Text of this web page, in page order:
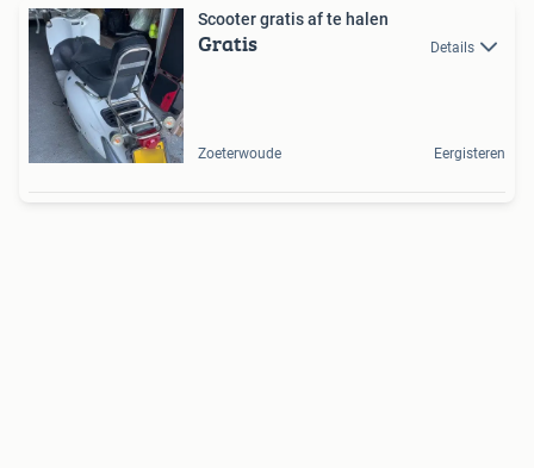
Scooter gratis af te halen
Gratis Details
Zoeterwoude Eergisteren